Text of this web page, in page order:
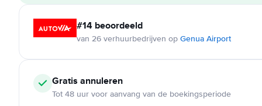
#14 beoordeeld
van 26 verhuurbedrijven op Genua Airport
Gratis annuleren
Tot 48 uur voor aanvang van de boekingsperiode